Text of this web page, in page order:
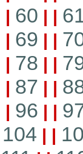
| 60 | |
| 69 | |
| 78 | |
| 87 | |
| 96 | |
104 | |